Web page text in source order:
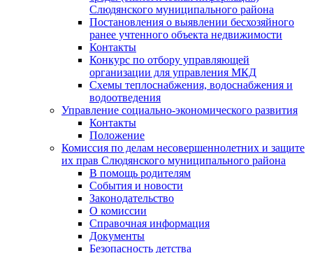
Слюдянского муниципального района
Постановления о выявлении бесхозяйного
ранее учтенного объекта недвижимости
Контакты
Конкурс по отбору управляющей
организации для управления МКД
Схемы теплоснабжения, водоснабжения и
водоотведения
Управление социально-экономического развития
Контакты
Положение
Комиссия по делам несовершеннолетних и защите
их прав Слюдянского муниципального района
В помощь родителям
События и новости
Законодательство
О комиссии
Справочная информация
Документы
Безопасность детства